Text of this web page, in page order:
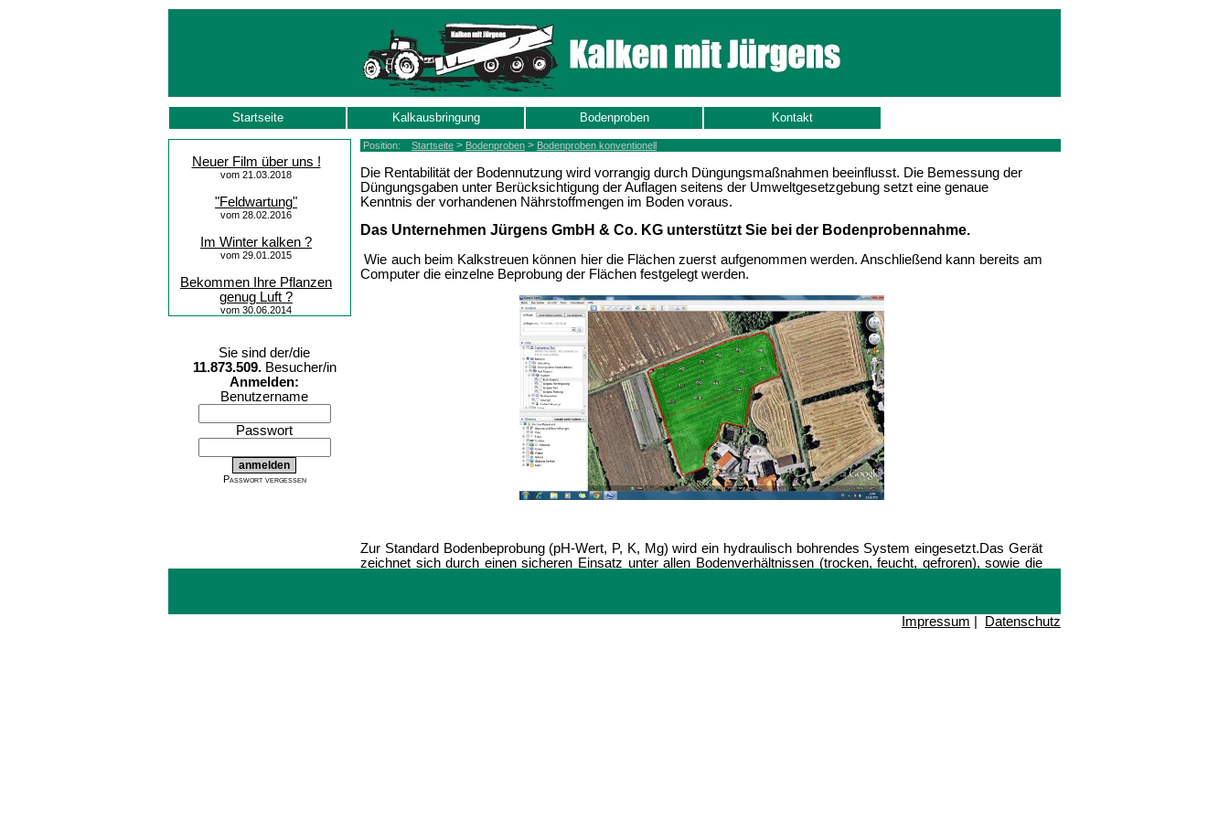
Startseite Kalkausbringung Bodenproben Kontakt
Neuer Film über uns !
vom 21.03.2018
"Feldwartung"
vom 28.02.2016
Im Winter kalken ?
vom 29.01.2015
Bekommen Ihre Pflanzen
genug Luft ?
vom 30.06.2014
Sie sind der/die
11.873.509.Besucher/in
Anmelden:
Benutzername
Passwort
Passwort vergessen
Position: Startseite > Bodenproben > Bodenproben konventionell
Die Rentabilität der Bodennutzung wird vorrangig durch Düngungsmaßnahmen beeinflusst. Die Bemessung der
Düngungsgaben unter Berücksichtigung der Auflagen seitens der Umweltgesetzgebung setzt eine genaue
Kenntnis der vorhandenen Nährstoffmengen im Boden voraus.
Das Unternehmen Jürgens GmbH & Co. KG unterstützt Sie bei der Bodenprobennahme.
Wie auch beim Kalkstreuen können hier die Flächen zuerst aufgenommen werden. Anschließend kann bereits am
Computer die einzelne Beprobung der Flächen festgelegt werden.
Zur Standard Bodenbeprobung (pH-Wert, P, K, Mg) wird ein hydraulisch bohrendes System eingesetzt.Das Gerät
zeichnet sich durch einen sicheren Einsatz unter allen Bodenverhältnissen (trocken, feucht, gefroren), sowie die
Impressum
Datenschutz